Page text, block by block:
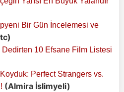
Bir Gün İncelemesi ve
Dedirten 10 Efsane Film Listesi
Perfect Strangers vs.
(Almira İslimyeli)